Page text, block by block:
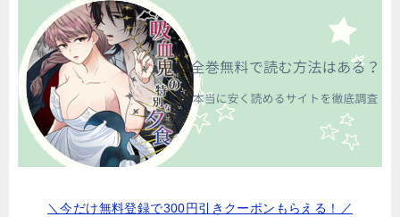
＼今だけ無料登録で300円引きクーポンもらえる！／